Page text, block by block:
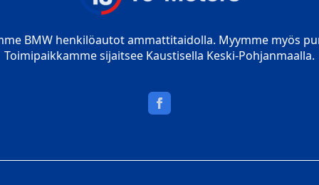
BMW henkilöautot ammattitaidolla. Myymme myös
Toimipaikkamme sijaitsee Kaustisella Keski-Pohjanmaalla.